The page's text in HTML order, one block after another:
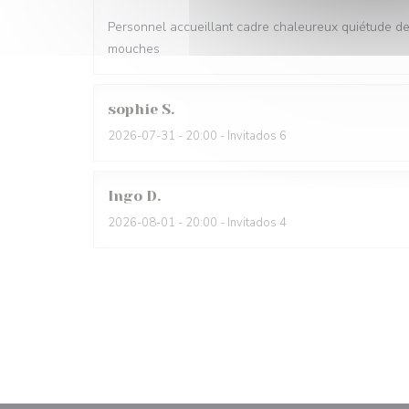
Personnel accueillant cadre chaleureux quiétude
mouches
sophie S
2026-07-31 - 20:00 - Invitados 6
Ingo D
2026-08-01 - 20:00 - Invitados 4